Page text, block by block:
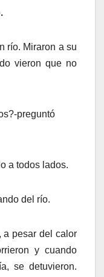
río. Miraron a su
vieron que no
preguntó
a todos lados.
del río.
a pesar del calor
y cuando
se detuvieron.